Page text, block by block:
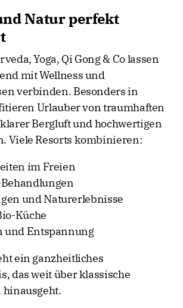
Natur perfekt
Yoga, Qi Gong & Co lassen
mit Wellness und
verbinden. Besonders in
Urlauber von traumhaften
Bergluft und hochwertigen
Viele Resorts kombinieren:
im Freien
und Naturerlebnisse
Küche
und Entspannung
ein ganzheitliches
das weit über klassische